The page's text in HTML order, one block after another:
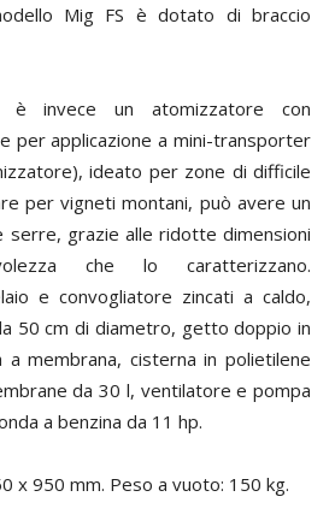
Mig FS è dotato di braccio
è invece un atomizzatore con
per applicazione a mini-transporter
ideato per zone di difficile
per vigneti montani, può avere un
serre, grazie alle ridotte dimensioni
che lo caratterizzano.
e convogliatore zincati a caldo,
50 cm di diametro, getto doppio in
membrana, cisterna in polietilene
da 30 l, ventilatore e pompa
a benzina da 11 hp.
x 950 mm. Peso a vuoto: 150 kg.